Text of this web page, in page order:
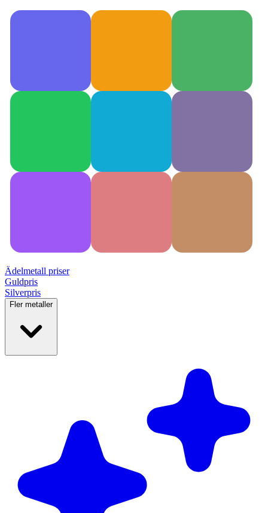
Ädelmetall priser
Guldpris
Silverpris
Fler metaller